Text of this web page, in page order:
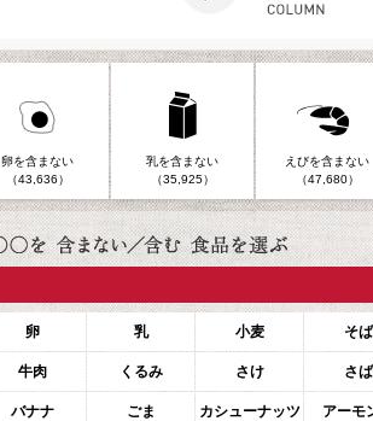
卵を含まない
（43,636）
乳を含まない
（35,925）
えびを含まない
（47,680）
卵 乳 小麦 そば
牛肉 くるみ さけ さば
バナナ ごま カシューナッツ アーモ